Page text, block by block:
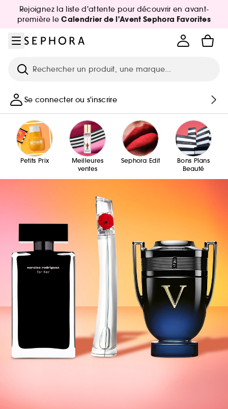
Aller au menu
Aller au contenu principal
Aller au pied de page
Rejoignez la liste d'attente pour découvrir en avant-
première leCalendrier de l'Avent Sephora Favorites
Recherche
Se connecter ou s'inscrire
Petits Prix
Meilleures
ventes
Sephora Edit
Bons Plans
Beauté